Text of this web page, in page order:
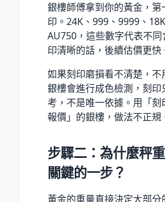
銀樓師傅拿到你的黃金，第
印。24K、999、9999、
AU750，這些數字代表不同
印清晰的話，後續估價更快
如果刻印磨損看不清楚，不
銀樓會進行成色檢測，刻印
考，不是唯一依據。用「刻
報價」的銀樓，做法不正規
步驟二：為什麼秤
關鍵的一步？
黃金的重量直接決定大部分